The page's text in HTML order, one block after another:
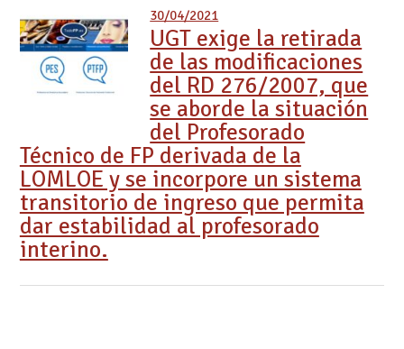
30/04/2021
UGT exige la retirada
de las modificaciones
del RD 276/2007, que
se aborde la situación
del Profesorado
Técnico de FP derivada de la
LOMLOE y se incorpore un sistema
transitorio de ingreso que permita
dar estabilidad al profesorado
interino.